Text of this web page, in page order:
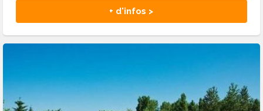
+ d'infos >